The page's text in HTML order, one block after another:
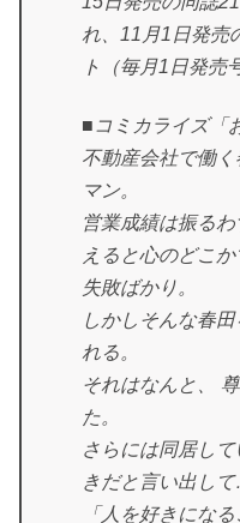
れ、11月1日発売
ト（毎月1日発売
■コミカライズ「
不動産会社で働
マン。
営業成績は振る
えると心のどこ
失敗ばかり。
しかしそんな春
れる。
それはなんと、
た。
さらには同居し
きだと言い出し
「人を好きにな